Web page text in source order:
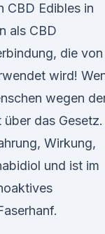
CBD Edibles in
als CBD
die von
wird!
wegen
das Gesetz.
Wirkung,
und ist im